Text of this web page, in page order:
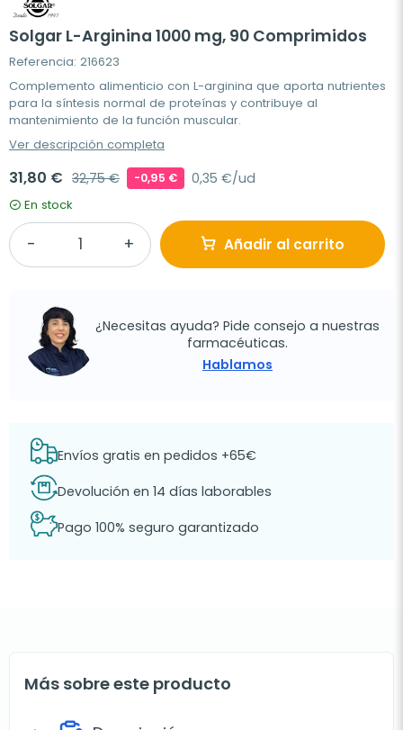
Solgar L-Arginina 1000 mg, 90 Comprimidos
Referencia: 216623
Complemento alimenticio con L-arginina que aporta nutrientes
para la síntesis normal de proteínas y contribuye al
mantenimiento de la función muscular.
Ver descripción completa
31,80 € 32,75 € -0,95 € 0,35 €/ud
En stock
Añadir al carrito
¿Necesitas ayuda? Pide consejo a nuestras
farmacéuticas.
Hablamos
Envíos gratis en pedidos +65€
Devolución en 14 días laborables
Pago 100% seguro garantizado
Más sobre este producto